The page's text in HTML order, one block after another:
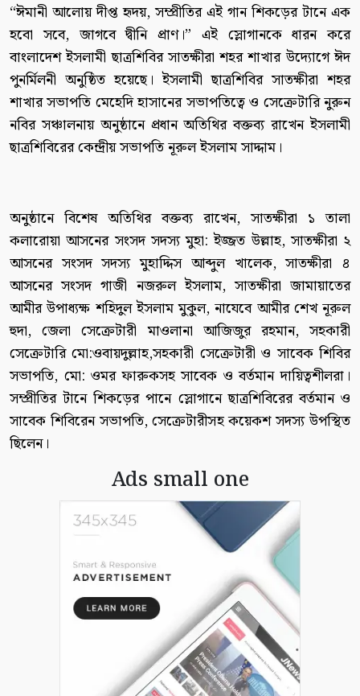
“ঈমানী আলোয় দীপ্ত হৃদয়, সম্প্রীতির এই গান শিকড়ের টানে এক
হবো সবে, জাগবে দ্বীনি প্রাণ।” এই স্লোগানকে ধারন করে
বাংলাদেশ ইসলামী ছাত্রশিবির সাতক্ষীরা শহর শাখার উদ্যোগে ঈদ
পুনর্মিলনী অনুষ্ঠিত হয়েছে। ইসলামী ছাত্রশিবির সাতক্ষীরা শহর
শাখার সভাপতি মেহেদি হাসানের সভাপতিত্বে ও সেক্রেটারি নুরুন
নবির সঞ্চালনায় অনুষ্ঠানে প্রধান অতিথির বক্তব্য রাখেন ইসলামী
ছাত্রশিবিরের কেন্দ্রীয় সভাপতি নূরুল ইসলাম সাদ্দাম।
অনুষ্ঠানে বিশেষ অতিথির বক্তব্য রাখেন, সাতক্ষীরা ১ তালা
কলারোয়া আসনের সংসদ সদস্য মুহা: ইজ্জত উল্লাহ, সাতক্ষীরা ২
আসনের সংসদ সদস্য মুহাদ্দিস আব্দুল খালেক, সাতক্ষীরা ৪
আসনের সংসদ গাজী নজরুল ইসলাম, সাতক্ষীরা জামায়াতের
আমীর উপাধ্যক্ষ শহিদুল ইসলাম মুকুল, নাযেবে আমীর শেখ নূরুল
হুদা, জেলা সেক্রেটারী মাওলানা আজিজুর রহমান, সহকারী
সেক্রেটারি মো:ওবায়দুল্লাহ,সহকারী সেক্রেটারী ও সাবেক শিবির
সভাপতি, মো: ওমর ফারুকসহ সাবেক ও বর্তমান দায়িত্বশীলরা।
সম্প্রীতির টানে শিকড়ের পানে স্লোগানে ছাত্রশিবিরের বর্তমান ও
সাবেক শিবিরেন সভাপতি, সেক্রেটারীসহ কয়েকশ সদস্য উপস্থিত
ছিলেন।
Ads small one